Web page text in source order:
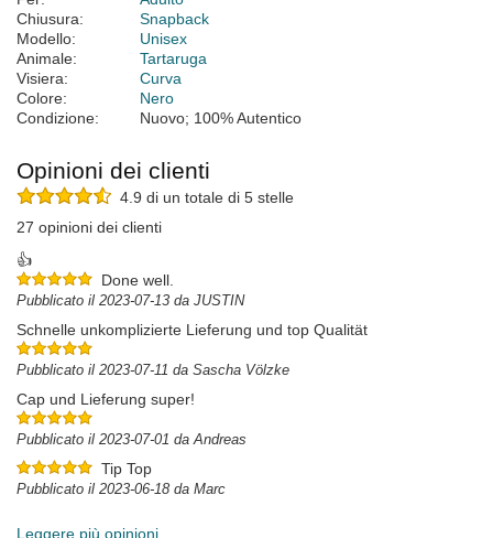
Chiusura:
Snapback
Modello:
Unisex
Animale:
Tartaruga
Visiera:
Curva
Colore:
Nero
Condizione:
Nuovo; 100% Autentico
Opinioni dei clienti
4.9 di un totale di 5 stelle
27 opinioni dei clienti
👍
Done well.
Pubblicato il 2023-07-13 da JUSTIN
Schnelle unkomplizierte Lieferung und top Qualität
Pubblicato il 2023-07-11 da Sascha Völzke
Cap und Lieferung super!
Pubblicato il 2023-07-01 da Andreas
Tip Top
Pubblicato il 2023-06-18 da Marc
Leggere più opinioni